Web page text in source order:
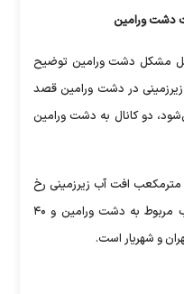
دشت ورامین
حل مشکل دشت ورامین توضیح
در دشت ورامین قصد
دو کانال به دشت ورامین
تهران سالانه ۱۵۰ میلیون مترمکعب افت آب زیرزمینی رخ
می‌دهد که حدود ۸۰ میلیون مترمکعب مربوط به دشت ورامین و ۴۰
و شهریار است.